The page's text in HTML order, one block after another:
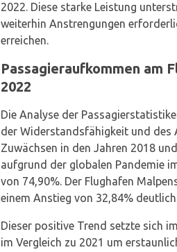
2022. Diese starke Leistung
weiterhin Anstrengungen
erreichen.
Passagieraufkommen am
2022
Die Analyse der
der Widerstandsfähigkeit und des
Zuwächsen in den Jahren 2018
aufgrund der globalen Pandemie
von 74,90%. Der Flughafen
einem Anstieg von 32,84%
Dieser positive Trend setzte sich
im Vergleich zu 2021 um